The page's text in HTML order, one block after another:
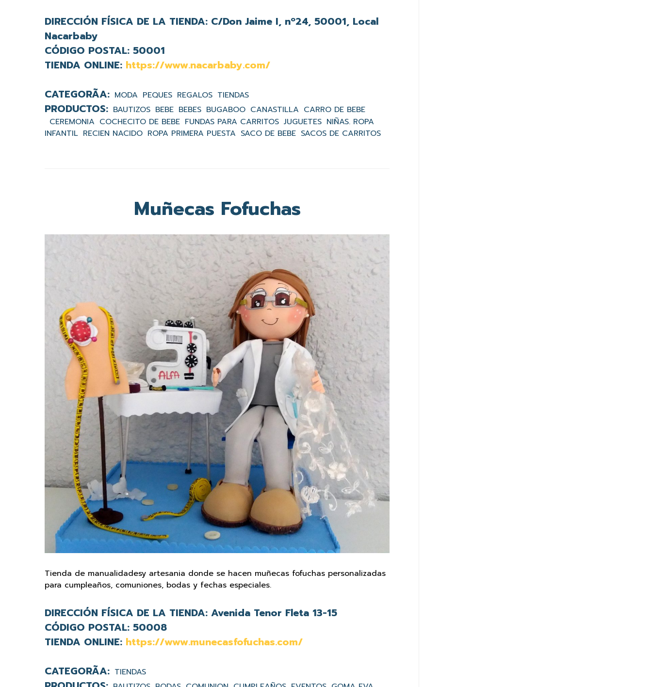
DIRECCIÓN FÍSICA DE LA TIENDA: C/Don Jaime I, nº24, 50001, Local
Nacarbaby
CÓDIGO POSTAL: 50001
TIENDA ONLINE: https://www.nacarbaby.com/
MODA PEQUES REGALOS TIENDAS
BAUTIZOS BEBE BEBES BUGABOO CANASTILLA CARRO DE BEBE
CEREMONIA COCHECITO DE BEBE FUNDAS PARA CARRITOS JUGUETES NIÑAS. ROPA
INFANTIL RECIEN NACIDO ROPA PRIMERA PUESTA SACO DE BEBE SACOS DE CARRITOS
Muñecas Fofuchas
Tienda de manualidadesy artesania donde se hacen muñecas fofuchas personalizadas
para cumpleaños, comuniones, bodas y fechas especiales.
DIRECCIÓN FÍSICA DE LA TIENDA: Avenida Tenor Fleta 13-15
CÓDIGO POSTAL: 50008
TIENDA ONLINE: https://www.munecasfofuchas.com/
TIENDAS